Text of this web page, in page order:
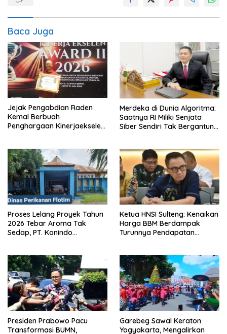
Baca Juga
Jejak Pengabdian Raden
Kemal Berbuah
Penghargaan Kinerjaekselen
Merdeka di Dunia Algoritma:
Saatnya RI Miliki Senjata
Siber Sendiri Tak Bergantung
Proses Lelang Proyek Tahun
2026 Tebar Aroma Tak
Sedap, PT. Konindo
Ketua HNSI Sulteng: Kenaikan
Harga BBM Berdampak
Turunnya Pendapatan
Presiden Prabowo Pacu
Transformasi BUMN,
Garebeg Sawal Keraton
Yogyakarta, Mengalirkan